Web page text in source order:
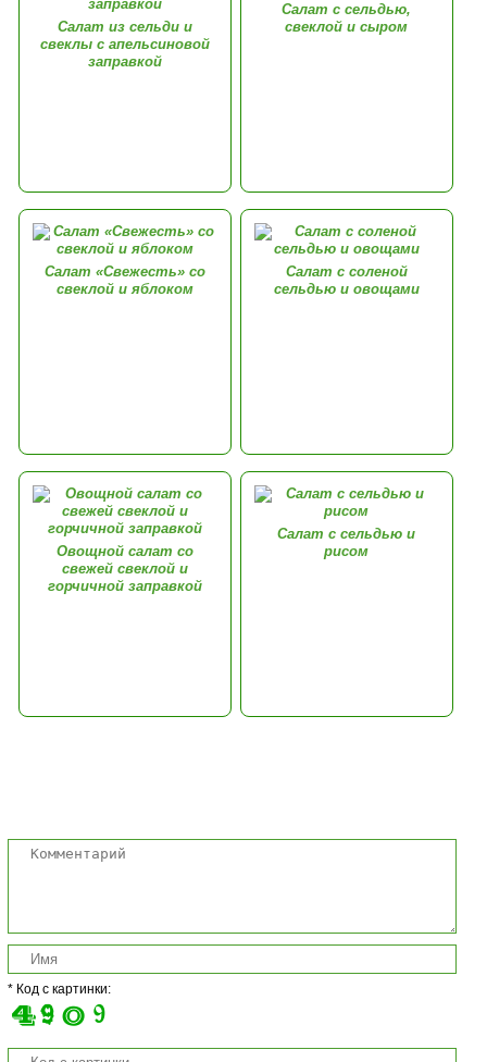
Салат из сельди и
свеклы с апельсиновой
заправкой
Салат с сельдью,
свеклой и сыром
Салат «Свежесть» со
свеклой и яблоком
Салат с соленой
сельдью и овощами
Овощной салат со
свежей свеклой и
горчичной заправкой
Салат с сельдью и
рисом
* Код с картинки: